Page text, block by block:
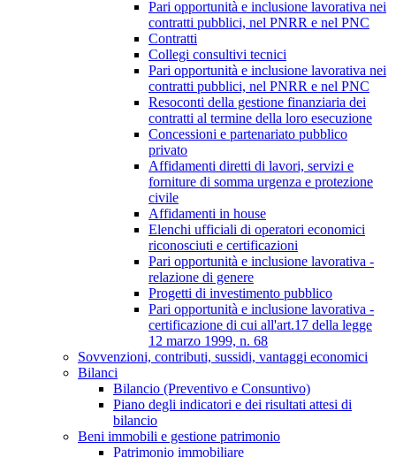
Pari opportunità e inclusione lavorativa nei
contratti pubblici, nel PNRR e nel PNC
Contratti
Collegi consultivi tecnici
Pari opportunità e inclusione lavorativa nei
contratti pubblici, nel PNRR e nel PNC
Resoconti della gestione finanziaria dei
contratti al termine della loro esecuzione
Concessioni e partenariato pubblico
privato
Affidamenti diretti di lavori, servizi e
forniture di somma urgenza e protezione
civile
Affidamenti in house
Elenchi ufficiali di operatori economici
riconosciuti e certificazioni
Pari opportunità e inclusione lavorativa -
relazione di genere
Progetti di investimento pubblico
Pari opportunità e inclusione lavorativa -
certificazione di cui all'art.17 della legge
12 marzo 1999, n. 68
Sovvenzioni, contributi, sussidi, vantaggi economici
Bilanci
Bilancio (Preventivo e Consuntivo)
Piano degli indicatori e dei risultati attesi di
bilancio
Beni immobili e gestione patrimonio
Patrimonio immobiliare